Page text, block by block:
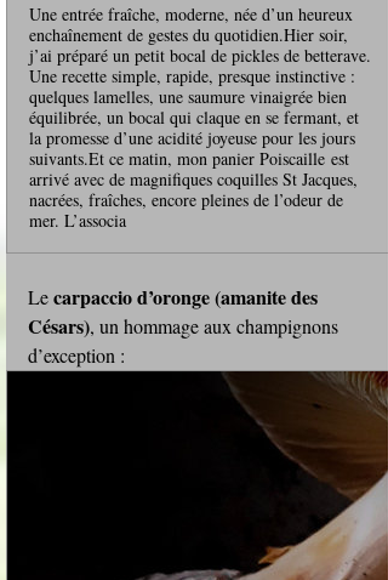
Une entrée fraîche, moderne, née d’un heureux
enchaînement de gestes du quotidien.Hier soir,
j’ai préparé un petit bocal de pickles de betterave.
Une recette simple, rapide, presque instinctive :
quelques lamelles, une saumure vinaigrée bien
équilibrée, un bocal qui claque en se fermant, et
la promesse d’une acidité joyeuse pour les jours
suivants.Et ce matin, mon panier Poiscaille est
arrivé avec de magnifiques coquilles St Jacques,
nacrées, fraîches, encore pleines de l’odeur de
mer. L’associa
Le carpaccio d’oronge (amanite des
Césars), un hommage aux champignons
d’exception :